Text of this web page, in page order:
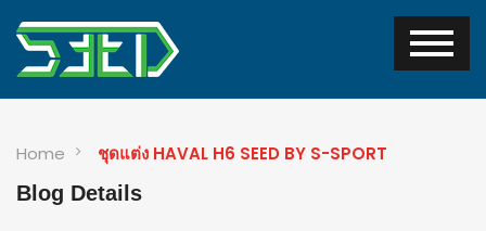
Home ชุดแต่ง HAVAL H6 SEED BY S-SPORT
Blog Details